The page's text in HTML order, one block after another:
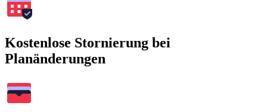
Kostenlose Stornierung bei
Planänderungen